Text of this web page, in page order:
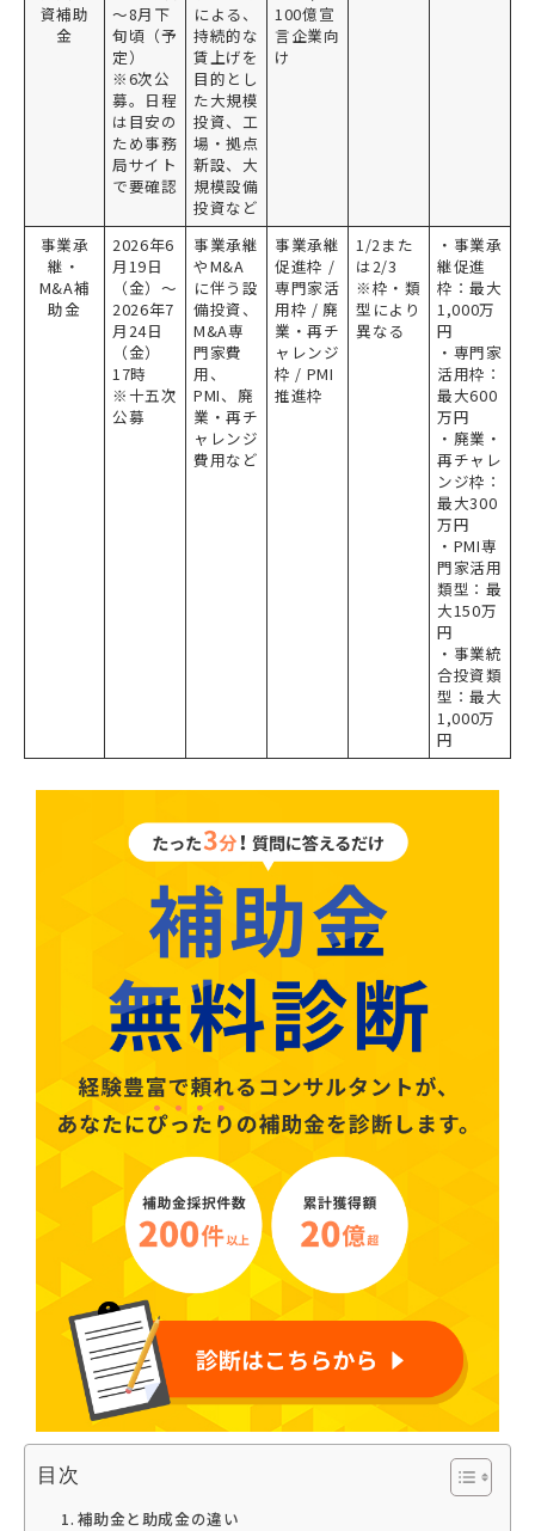
資補助
金
～8月下
旬頃（予
定）
※6次公
募。日程
は目安の
ため事務
局サイト
で要確認
による、
持続的な
賃上げを
目的とし
た大規模
投資、工
場・拠点
新設、大
規模設備
投資など
100億宣
言企業向
け
事業承
継・
M&A補
助金
2026年6
月19日
（金）～
2026年7
月24日
（金）
17時
※十五次
公募
事業承継
やM&A
に伴う設
備投資、
M&A専
門家費
用、
PMI、廃
業・再チ
ャレンジ
費用など
事業承継
促進枠 /
専門家活
用枠 / 廃
業・再チ
ャレンジ
枠 / PMI
推進枠
1/2また
は2/3
※枠・類
型により
異なる
・事業承
継促進
枠：最大
1,000万
円
・専門家
活用枠：
最大600
万円
・廃業・
再チャレ
ンジ枠：
最大300
万円
・PMI専
門家活用
類型：最
大150万
円
・事業統
合投資類
型：最大
1,000万
円
目次
補助金と助成金の違い